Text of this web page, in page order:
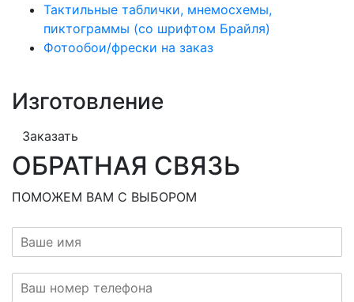
Тактильные таблички, мнемосхемы,
пиктограммы (со шрифтом Брайля)
Фотообои/фрески на заказ
Изготовление
Заказать
ОБРАТНАЯ СВЯЗЬ
ПОМОЖЕМ ВАМ С ВЫБОРОМ